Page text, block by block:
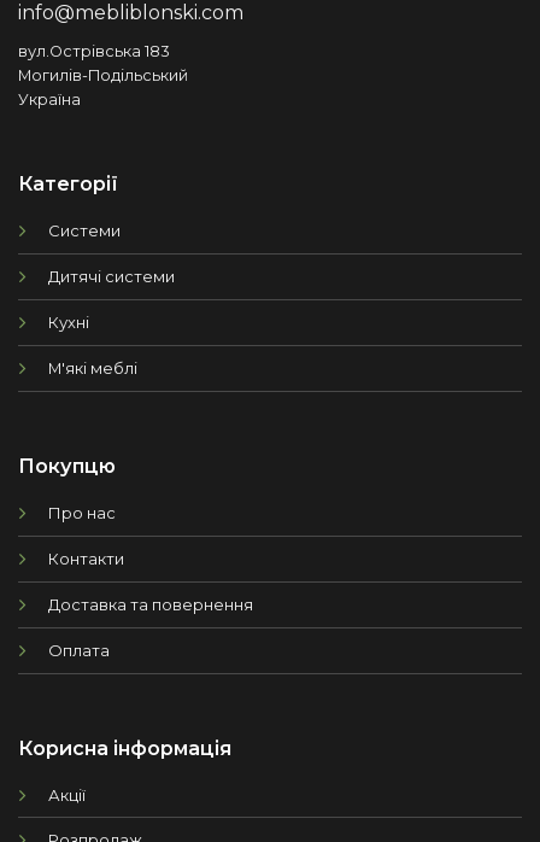
info@mebliblonski.com
вул.Острівська 183
Могилів-Подільський
Україна
Категорії
Системи
Дитячі системи
Кухні
М'які меблі
Покупцю
Про нас
Контакти
Доставка та повернення
Оплата
Корисна інформація
Акції